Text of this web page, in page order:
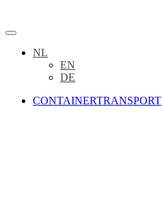
NL
EN
DE
CONTAINERTRANSPORT